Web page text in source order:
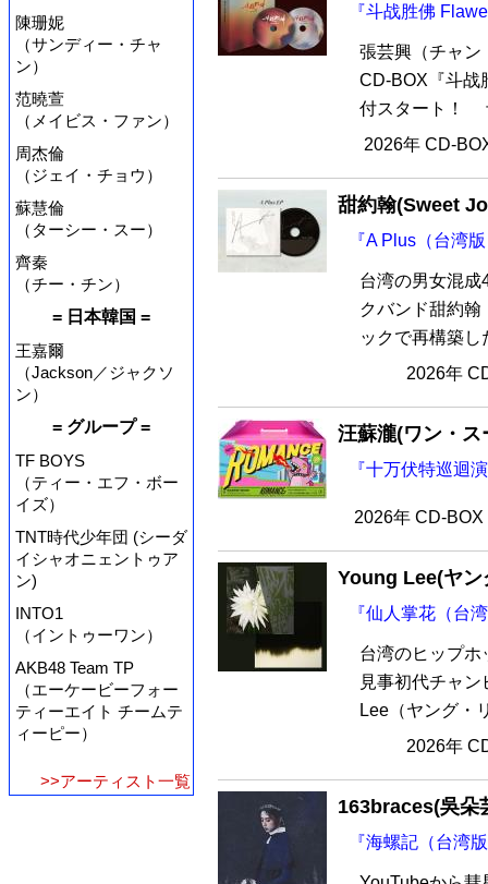
陳珊妮
（サンディー・チャ
ン）
范曉萱
（メイビス・ファン）
周杰倫
（ジェイ・チョウ）
蘇慧倫
（ターシー・スー）
齊秦
（チー・チン）
= 日本韓国 =
王嘉爾
（Jackson／ジャクソ
ン）
= グループ =
TF BOYS
（ティー・エフ・ボー
イズ）
TNT時代少年団 (シーダ
イシャオニェントゥア
ン)
INTO1
（イントゥーワン）
AKB48 Team TP
（エーケービーフォー
ティーエイト チームテ
ィーピー）
>>アーティスト一覧
『斗战胜佛
張芸興（チャン
CD-BOX『斗战
付スタート！
2026年 CD-
甜約翰(Sweet
『A Plus（台湾
台湾の男女混成
クバンド甜約
ックで再構築
2026年
汪蘇瀧(ワン・ス
『十万伏特巡迴
2026年 CD-
Young Lee(ヤン
『仙人掌花（台
台湾のヒップホ
見事初代チャ
Lee（ヤング・
2026年
163braces(吳朵
『海螺記（台湾